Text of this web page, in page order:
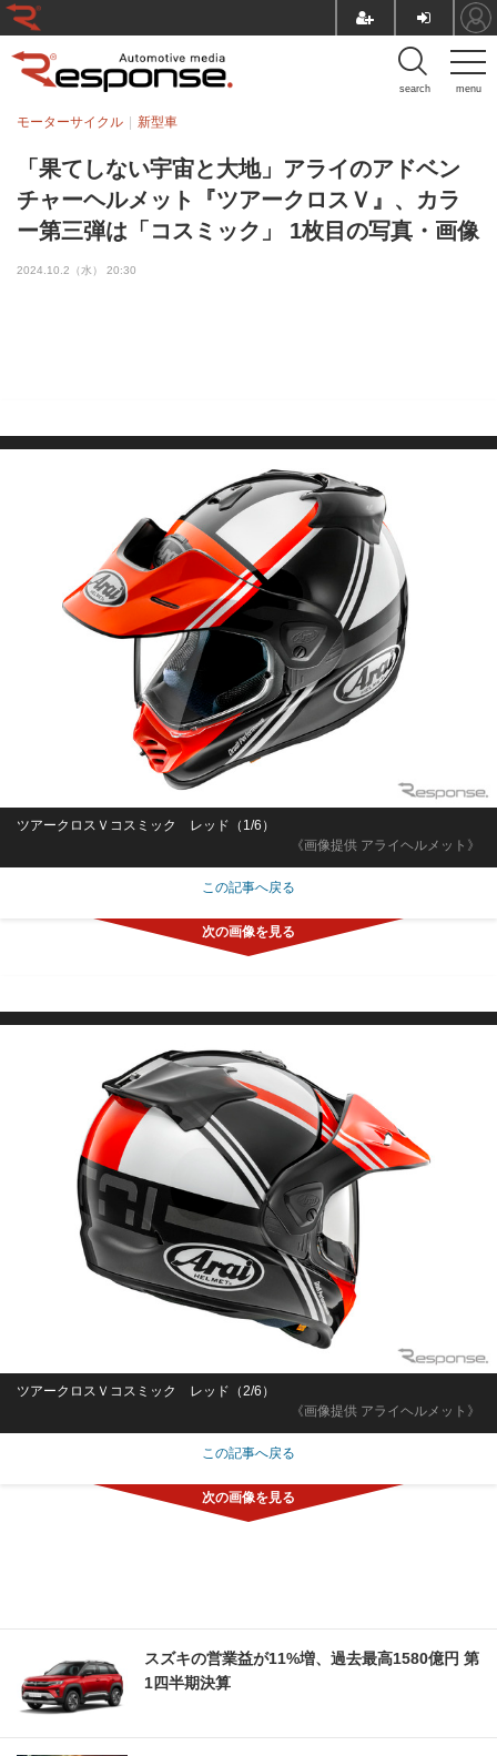
menu
search
「果てしない宇宙と大地」アライのアドベン
チャーヘルメット『ツアークロスＶ』、カラ
ー第三弾は「コスミック」 1枚目の写真・画像
モーターサイクル 新型車
2024.10.2（水） 20:30
《画像提供 アライヘルメット》
ツアークロスＶコスミック レッド（1/6）
この記事へ戻る
《画像提供 アライヘルメット》
ツアークロスＶコスミック レッド（2/6）
この記事へ戻る
スズキの営業益が11%増、過去最高1580億円 第
1四半期決算